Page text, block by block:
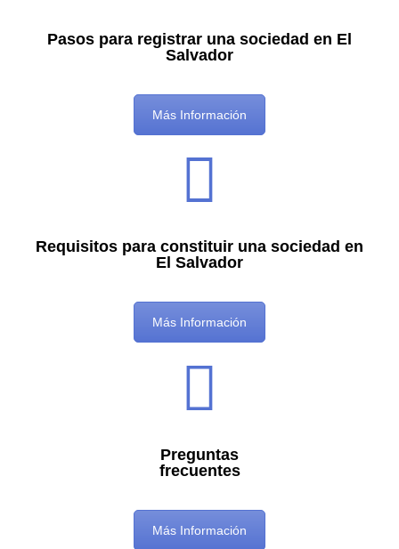
Pasos para registrar una sociedad en El
Salvador
Más Información
Requisitos para constituir una sociedad en
El Salvador
Más Información
Preguntas
frecuentes
Más Información